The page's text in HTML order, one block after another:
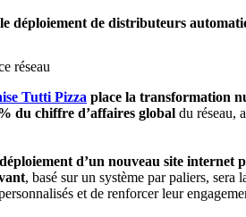
le déploiement de distributeurs
réseau
Tutti Pizza place la transformation
du chiffre d’affaires global du réseau,
déploiement d’un nouveau site internet
, basé sur un système par paliers,
et de renforcer leur